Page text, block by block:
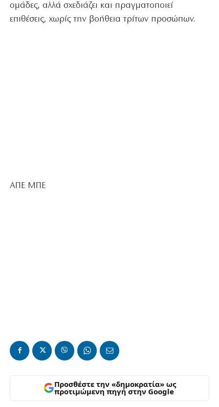
ομάδες, αλλά σχεδιάζει και πραγματοποιεί
επιθέσεις, χωρίς την βοήθεια τρίτων προσώπων.
ΑΠΕ ΜΠΕ
Προσθέστε την «δημοκρατία» ως
προτιμώμενη πηγή στην Google